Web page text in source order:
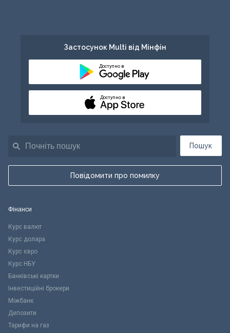
Пошук
Повідомити про помилку
Застосунок Multi від Мінфін
Доступно в
Доступно в
Фінанси
Курс валют
Курс долара
Курс євро
Курс НБУ
Банківські картки
Інвестиційні брокери
Міжбанк
Депозити
Тарифи на газ